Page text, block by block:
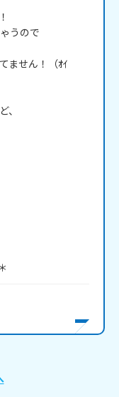
うので
ません！（ｵｲ
、